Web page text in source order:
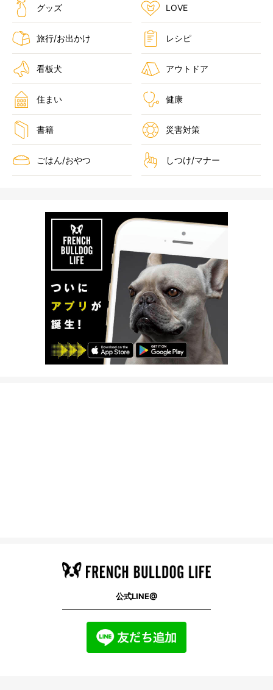
グッズ LOVE
旅行/お出かけ レシピ
看板犬 アウトドア
住まい 健康
書籍 災害対策
ごはん/おやつ しつけ/マナー
公式LINE@